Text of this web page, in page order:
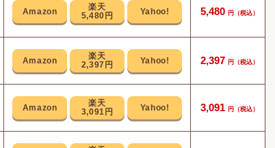
5,480円 5,480
2,397円 2,397
3,091円 3,091